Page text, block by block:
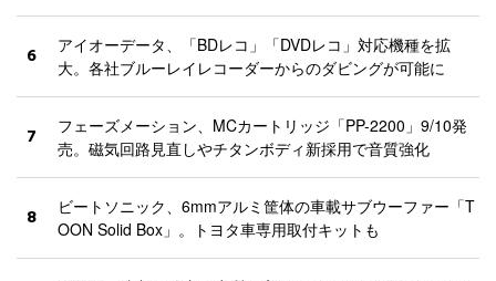
6
アイオーデータ、「BDレコ」「DVDレコ」対応機種を拡
大。各社ブルーレイレコーダーからのダビングが可能に
7
フェーズメーション、MCカートリッジ「PP-2200」9/10発
売。磁気回路見直しやチタンボディ新採用で音質強化
8
ビートソニック、6mmアルミ筐体の車載サブウーファー「T
OON Solid Box」。トヨタ車専用取付キットも